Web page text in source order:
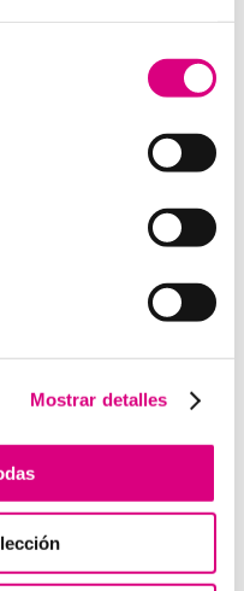
Mostrar detalles
de un equipo de
y Seguridad,
de un trabajo
o a
system.com
para publicar un
comunicación